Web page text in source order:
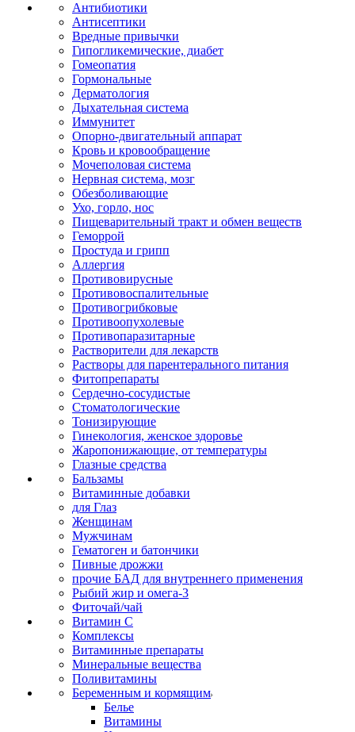
Антибиотики
Антисептики
Вредные привычки
Гипогликемические, диабет
Гомеопатия
Гормональные
Дерматология
Дыхательная система
Иммунитет
Опорно-двигательный аппарат
Кровь и кровообращение
Мочеполовая система
Нервная система, мозг
Обезболивающие
Ухо, горло, нос
Пищеварительный тракт и обмен веществ
Геморрой
Простуда и грипп
Аллергия
Противовирусные
Противовоспалительные
Противогрибковые
Противоопухолевые
Противопаразитарные
Растворители для лекарств
Растворы для парентерального питания
Фитопрепараты
Сердечно-сосудистые
Стоматологические
Тонизирующие
Гинекология, женское здоровье
Жаропонижающие, от температуры
Глазные средства
Бальзамы
Витаминные добавки
для Глаз
Женщинам
Мужчинам
Гематоген и батончики
Пивные дрожжи
прочие БАД для внутреннего применения
Рыбий жир и омега-3
Фиточай/чай
Витамин С
Комплексы
Витаминные препараты
Минеральные вещества
Поливитамины
Беременным и кормящим
Белье
Витамины